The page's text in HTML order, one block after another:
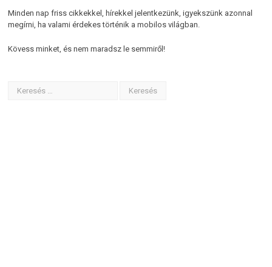
Minden nap friss cikkekkel, hírekkel jelentkezünk, igyekszünk azonnal
megírni, ha valami érdekes történik a mobilos világban.
Kövess minket, és nem maradsz le semmiről!